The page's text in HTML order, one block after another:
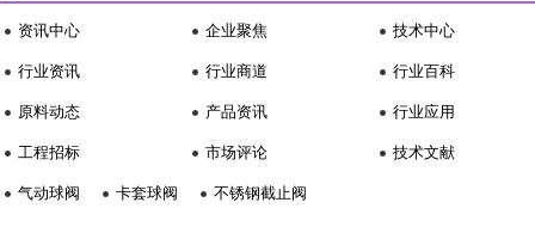
资讯中心
行业资讯
原料动态
工程招标
企业聚焦
行业商道
产品资讯
市场评论
技术中心
行业百科
行业应用
技术文献
气动球阀 卡套球阀 不锈钢截止阀